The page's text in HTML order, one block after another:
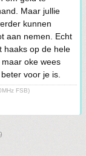
Maar jullie
kunnen
aan nemen. Echt
haaks op de hele
oke wees
voor je is.
FSB)